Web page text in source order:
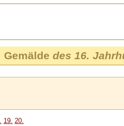
Gemälde des 16.
19. 20.